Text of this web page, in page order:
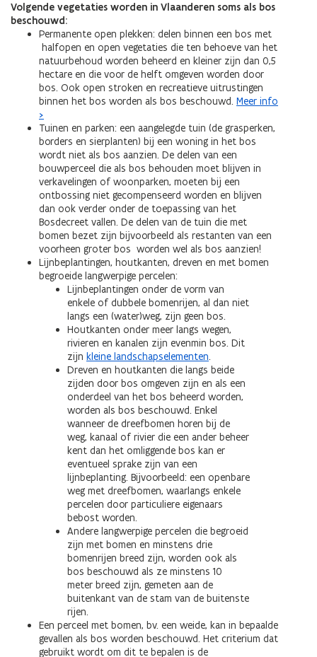
Volgende vegetaties worden in Vlaanderen soms als bos
beschouwd:
Permanente open plekken: delen binnen een bos met
halfopen en open vegetaties die ten behoeve van het
natuurbehoud worden beheerd en kleiner zijn dan 0,5
hectare en die voor de helft omgeven worden door
bos. Ook open stroken en recreatieve uitrustingen
binnen het bos worden als bos beschouwd. Meer info
>
Tuinen en parken: een aangelegde tuin (de grasperken,
borders en sierplanten) bij een woning in het bos
wordt niet als bos aanzien. De delen van een
bouwperceel die als bos behouden moet blijven in
verkavelingen of woonparken, moeten bij een
ontbossing niet gecompenseerd worden en blijven
dan ook verder onder de toepassing van het
Bosdecreet vallen. De delen van de tuin die met
bomen bezet zijn bijvoorbeeld als restanten van een
voorheen groter bos worden wel als bos aanzien!
Lijnbeplantingen, houtkanten, dreven en met bomen
begroeide langwerpige percelen:
Lijnbeplantingen onder de vorm van
enkele of dubbele bomenrijen, al dan niet
langs een (water)weg, zijn geen bos.
Houtkanten onder meer langs wegen,
rivieren en kanalen zijn evenmin bos. Dit
zijn kleine landschapselementen.
Dreven en houtkanten die langs beide
zijden door bos omgeven zijn en als een
onderdeel van het bos beheerd worden,
worden als bos beschouwd. Enkel
wanneer de dreefbomen horen bij de
weg, kanaal of rivier die een ander beheer
kent dan het omliggende bos kan er
eventueel sprake zijn van een
lijnbeplanting. Bijvoorbeeld: een openbare
weg met dreefbomen, waarlangs enkele
percelen door particuliere eigenaars
bebost worden.
Andere langwerpige percelen die begroeid
zijn met bomen en minstens drie
bomenrijen breed zijn, worden ook als
bos beschouwd als ze minstens 10
meter breed zijn, gemeten aan de
buitenkant van de stam van de buitenste
rijen.
Een perceel met bomen, bv. een weide, kan in bepaalde
gevallen als bos worden beschouwd. Het criterium dat
gebruikt wordt om dit te bepalen is de